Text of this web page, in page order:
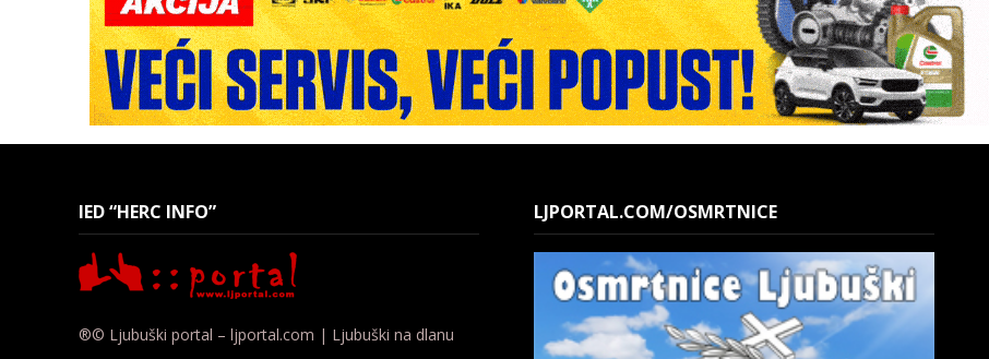
IED “HERC INFO”
®© Ljubuški portal – ljportal.com | Ljubuški na dlanu
LJPORTAL.COM/OSMRTNICE